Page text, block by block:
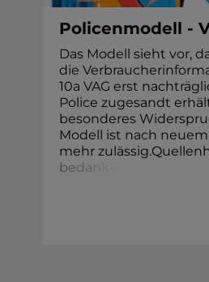
Policenmodell -
Das Modell sieht vor,
die
10a VAG erst
Police zugesandt
besonderes
Modell ist nach
mehr
bedan